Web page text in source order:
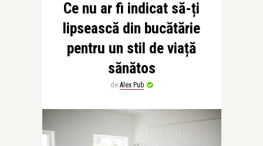
Ce nu ar fi indicat să-ți
lipsească din bucătărie
pentru un stil de viață
sănătos
de Alex Pub